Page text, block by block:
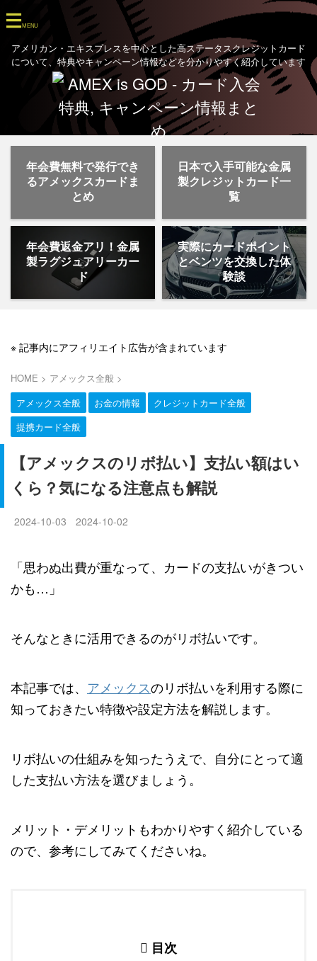
アメリカン・エキスプレスを中心とした高ステータスクレジットカード
について、特典やキャンペーン情報などを分かりやすく紹介しています
年会費無料で発行でき
るアメックスカードま
とめ
日本で入手可能な金属
製クレジットカード一
覧
年会費返金アリ！金属
製ラグジュアリーカー
ド
実際にカードポイント
とベンツを交換した体
験談
※ 記事内にアフィリエイト広告が含まれています
HOME > アメックス全般 >
アメックス全般
お金の情報
クレジットカード全般
提携カード全般
【アメックスのリボ払い】支払い額はい
くら？気になる注意点も解説
2024-10-03 2024-10-02
「思わぬ出費が重なって、カードの支払いがきつい
かも…」
そんなときに活用できるのがリボ払いです。
本記事では、 アメックスのリボ払いを利用する際に
知っておきたい特徴や設定方法を解説します。
リボ払いの仕組みを知ったうえで、自分にとって適
した支払い方法を選びましょう。
メリット・デメリットもわかりやすく紹介している
ので、参考にしてみてくださいね。
目次